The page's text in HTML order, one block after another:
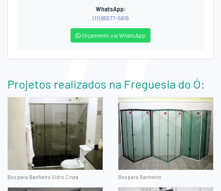
WhatsApp:
(11) 95577-5816
Orçamento via WhatsApp
Projetos realizados na Freguesia do Ó:
Box para Banheiro Vidro Cinza Box para Banheiro